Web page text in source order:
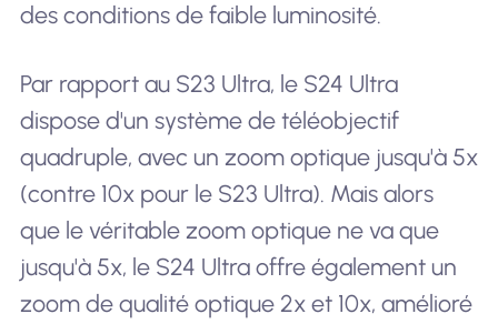
des conditions de faible luminosité.
Par rapport au S23 Ultra, le S24 Ultra
dispose d'un système de téléobjectif
quadruple, avec un zoom optique jusqu'à 5x
(contre 10x pour le S23 Ultra). Mais alors
que le véritable zoom optique ne va que
jusqu'à 5x, le S24 Ultra offre également un
zoom de qualité optique 2x et 10x, amélioré